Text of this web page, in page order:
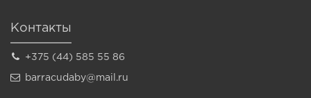
Контакты
+375 (44) 585 55 86
barracudaby@mail.ru